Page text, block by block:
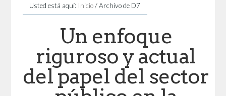
Usted está aquí: Inicio /Archivo de D7
Un enfoque
riguroso y actual
del papel del sector